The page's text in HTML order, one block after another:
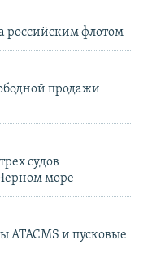
российским флотом
продажи
судов
море
ATACMS и пусковые